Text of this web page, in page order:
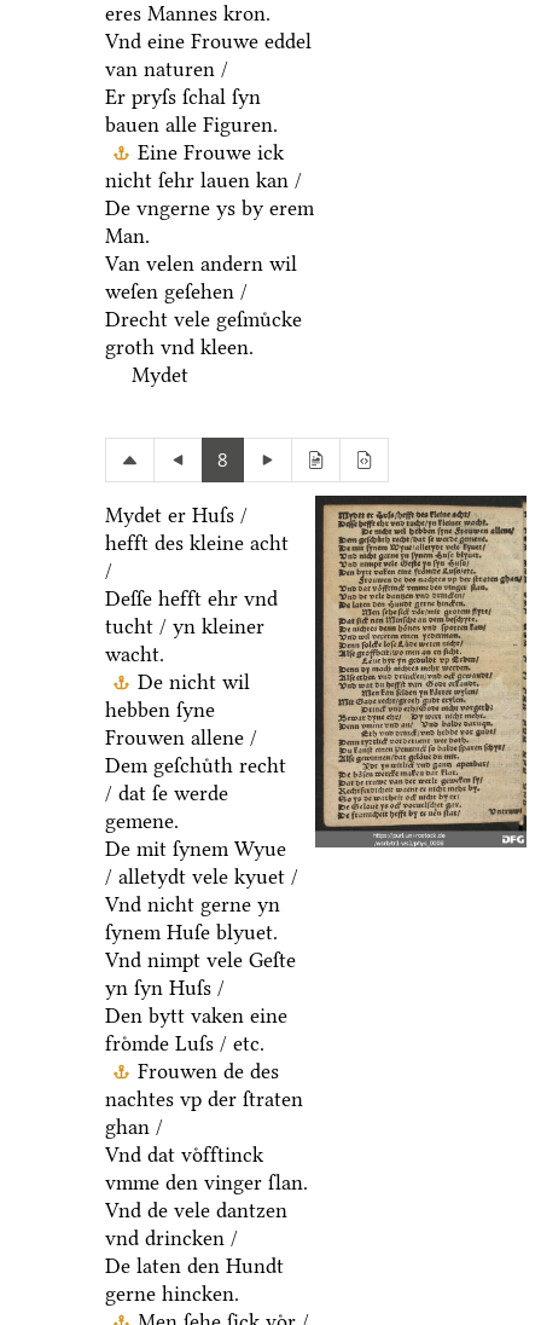
eres Mannes kron.
Vnd eine Frouwe eddel
van naturen /
Er pryſs ſchal ſyn
bauen alle Figuren.
Eine Frouwe ick
nicht ſehr lauen kan /
De vngerne ys by erem
Man.
Van velen andern wil
weſen geſehen /
Drecht vele geſmuͤcke
groth vnd kleen.
Mydet
8
Mydet er Huſs /
hefft des kleine acht
/
Deſſe hefft ehr vnd
tucht / yn kleiner
wacht.
De nicht wil
hebben ſyne
Frouwen allene /
Dem geſchuͤth recht
/ dat ſe werde
gemene.
De mit ſynem Wyue
/ alletydt vele kyuet /
Vnd nicht gerne yn
ſynem Huſe blyuet.
Vnd nimpt vele Geſte
yn ſyn Huſs /
Den bytt vaken eine
froͤmde Luſs / etc.
Frouwen de des
nachtes vp der ſtraten
ghan /
Vnd dat voͤfftinck
vmme den vinger ſlan.
Vnd de vele dantzen
vnd drincken /
De laten den Hundt
gerne hincken.